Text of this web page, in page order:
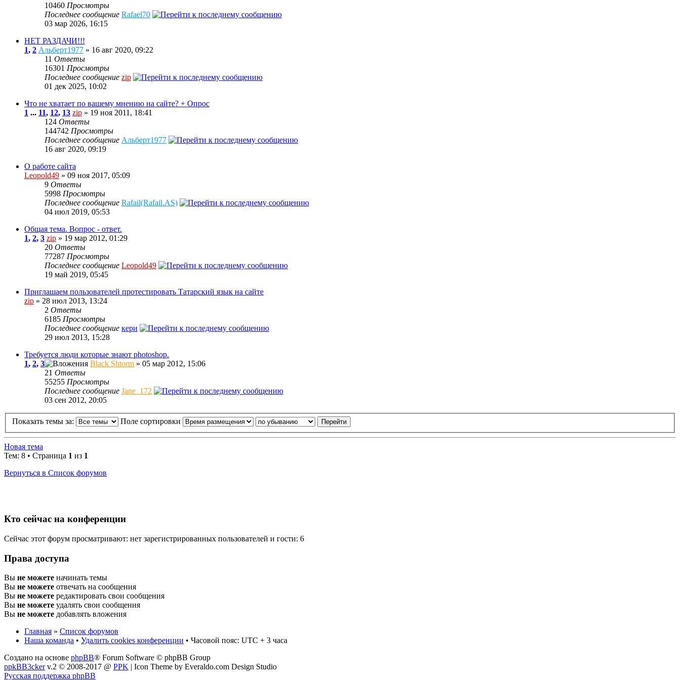
10460 Просмотры
Последнее сообщение Rafael70
03 мар 2026, 16:15
НЕТ РАЗДАЧИ!!!
1, 2 Альберт1977 » 16 авг 2020, 09:22
11 Ответы
16301 Просмотры
Последнее сообщение zip
01 дек 2025, 10:02
Что не хватает по вашему мнению на сайте? + Опрос
1 ... 11, 12, 13 zip » 19 ноя 2011, 18:41
124 Ответы
144742 Просмотры
Последнее сообщение Альберт1977
16 авг 2020, 09:19
О работе сайта
Leopold49 » 09 ноя 2017, 05:09
9 Ответы
5998 Просмотры
Последнее сообщение Rafail(Rafail.AS)
04 июл 2019, 05:53
Общая тема. Вопрос - ответ.
1, 2, 3 zip » 19 мар 2012, 01:29
20 Ответы
77287 Просмотры
Последнее сообщение Leopold49
19 май 2019, 05:45
Приглашаем пользователей протестировать Татарский язык на сайте
zip » 28 июл 2013, 13:24
2 Ответы
6185 Просмотры
Последнее сообщение кери
29 июл 2013, 15:28
Требуется люди которые знают photoshop.
1, 2, 3 Black Shtorm » 05 мар 2012, 15:06
21 Ответы
55255 Просмотры
Последнее сообщение Jane_172
03 сен 2012, 20:05
Показать темы за: Поле сортировки
Новая тема
Тем: 8 • Страница 1 из 1
Вернуться в Список форумов
Кто сейчас на конференции
Сейчас этот форум просматривают: нет зарегистрированных пользователей и гости: 6
Права доступа
Вы не можете начинать темы
Вы не можете отвечать на сообщения
Вы не можете редактировать свои сообщения
Вы не можете удалять свои сообщения
Вы не можете добавлять вложения
Главная » Список форумов
Наша команда • Удалить cookies конференции • Часовой пояс: UTC + 3 часа
Создано на основе phpBB® Forum Software © phpBB Group
ppkBB3ckerv.2 © 2008-2017 @ PPK | Icon Theme by Everaldo.com Design Studio
Русская поддержка phpBB